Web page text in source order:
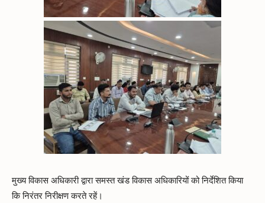
मुख्य विकास अधिकारी द्वारा समस्त खंड विकास अधिकारियों को निर्देशित किया
कि निरंतर निरीक्षण करते रहें।